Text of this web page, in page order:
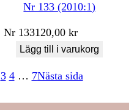
Nr 133 (2010:1)
Nr 133120,00kr
Lägg till i varukorg
3 4 … 7Nästa sida